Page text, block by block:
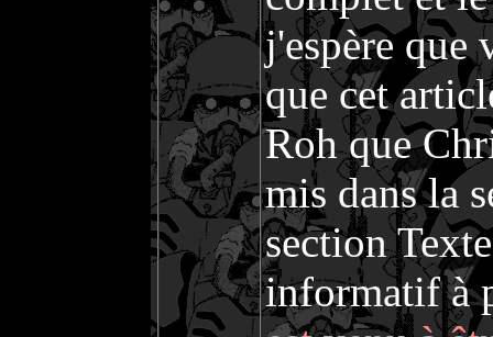
j'espère que
que cet
Roh que
mis dans la
section
informatif à